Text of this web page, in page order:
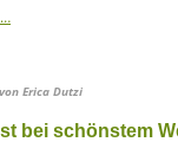
von Erica Dutzi
bei schönstem